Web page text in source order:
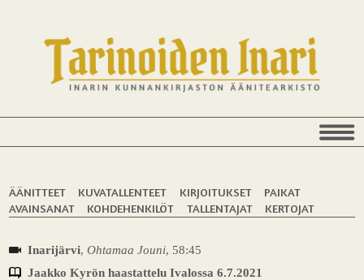
ÄÄNITTEET KUVATALLENTEET KIRJOITUKSET
PAIKAT
AVAINSANAT
KOHDEHENKILÖT TALLENTAJAT KERTOJAT
Inarijärvi, Ohtamaa Jouni, 58:45
Jaakko Kyrön haastattelu Ivalossa 6.7.2021